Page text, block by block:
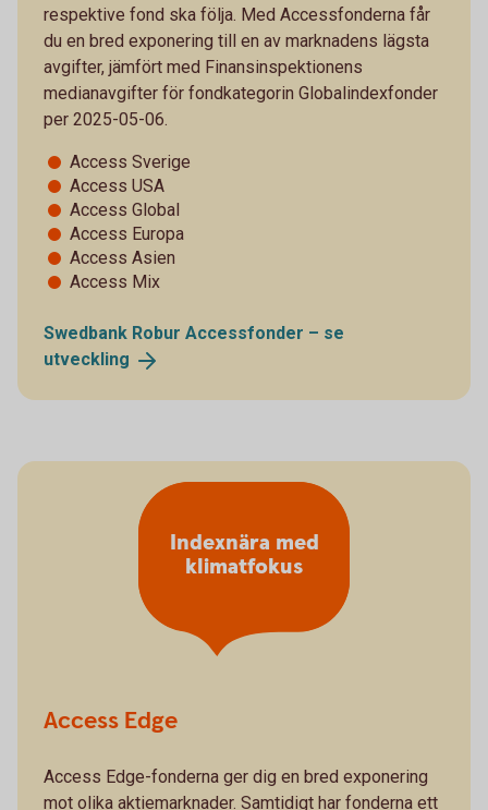
respektive fond ska följa. Med Accessfonderna får
du en bred exponering till en av marknadens lägsta
avgifter, jämfört med Finansinspektionens
medianavgifter för fondkategorin Globalindexfonder
per 2025-05-06.
Access Sverige
Access USA
Access Global
Access Europa
Access Asien
Access Mix
Swedbank Robur Accessfonder – se
utveckling
Access Edge
Access Edge-fonderna ger dig en bred exponering
mot olika aktiemarknader. Samtidigt har fonderna ett
Indexnära med
klimatfokus